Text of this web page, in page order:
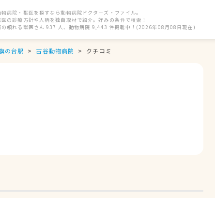
物病院・獣医を探すなら動物病院ドクターズ・ファイル。
医の診療方針や人柄を独自取材で紹介。好みの条件で検索！
の頼れる獣医さん 937 人、動物病院 9,443 件掲載中！(2026年08月08日現在)
の台駅 古谷動物病院 クチコミ